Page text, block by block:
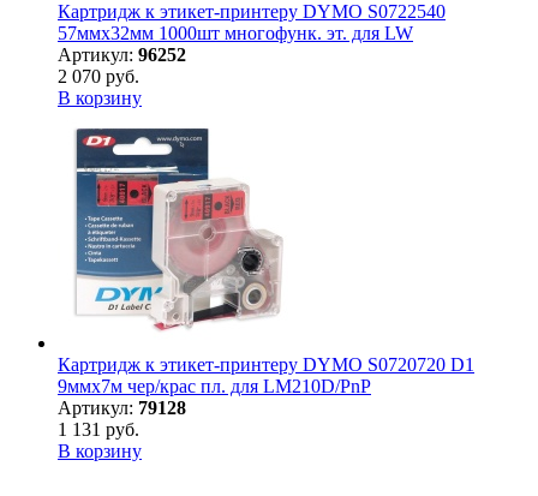
Картридж к этикет-принтеру DYMO S0722540
57ммx32мм 1000шт многофунк. эт. для LW
Артикул: 96252
2 070 руб.
В корзину
Картридж к этикет-принтеру DYMO S0720720 D1
9ммх7м чер/крас пл. для LM210D/PnP
Артикул: 79128
1 131 руб.
В корзину